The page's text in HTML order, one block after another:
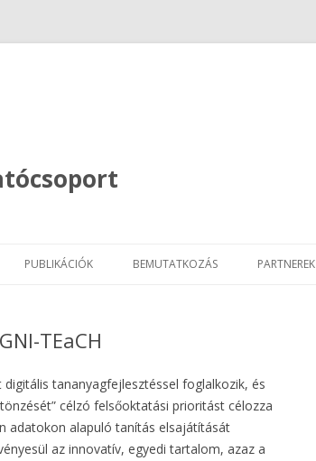
a
PUBLIKÁCIÓK BEMUTATKOZÁS PARTNEREK
TEaCH
tananyagfejlesztéssel foglalkozik, és
célzó felsőoktatási prioritást célozza
adatokon alapuló tanítás elsajátítását
az innovatív, egyedi tartalom, azaz a